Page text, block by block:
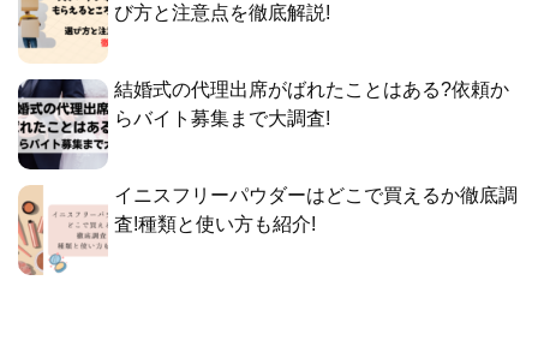
び方と注意点を徹底解説!
結婚式の代理出席がばれたことはある?依頼か
らバイト募集まで大調査!
イニスフリーパウダーはどこで買えるか徹底調
査!種類と使い方も紹介!